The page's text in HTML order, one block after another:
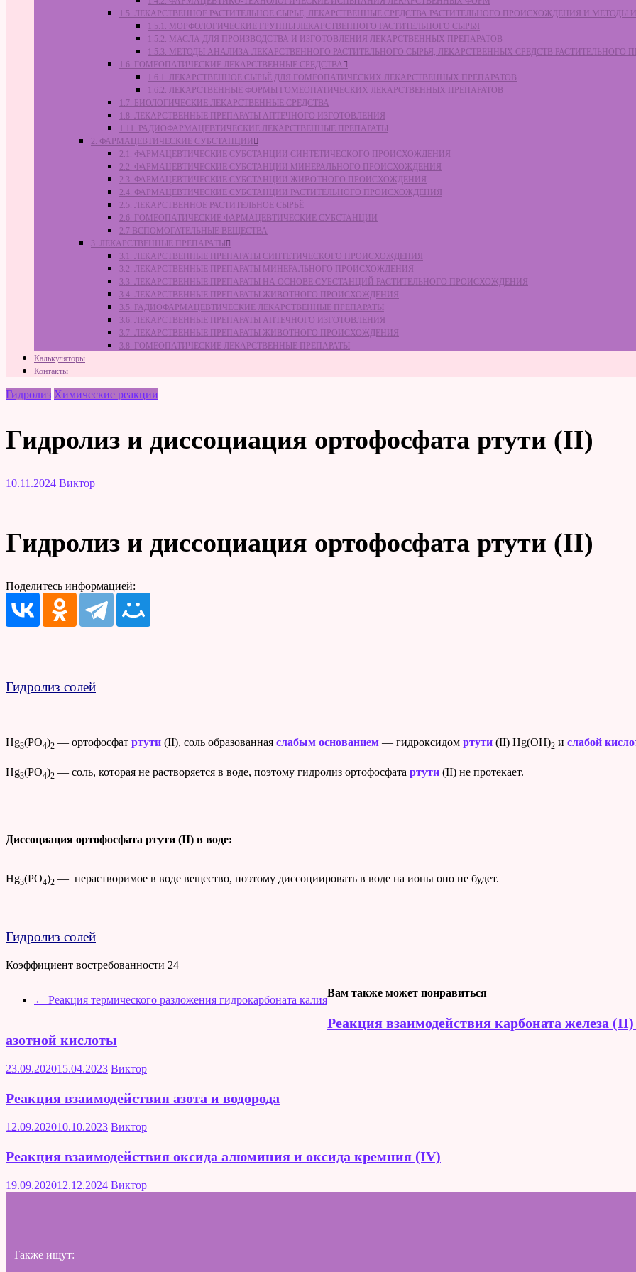
1.5. ЛЕКАРСТВЕННОЕ РАСТИТЕЛЬНОЕ СЫРЬЁ, ЛЕКАРСТВЕННЫЕ СРЕДСТВА РАСТИТЕЛЬНОГО ПРОИСХОЖДЕНИЯ И МЕТОДЫ
1.5.1. МОРФОЛОГИЧЕСКИЕ ГРУППЫ ЛЕКАРСТВЕННОГО РАСТИТЕЛЬНОГО СЫРЬЯ
1.5.2. МАСЛА ДЛЯ ПРОИЗВОДСТВА И ИЗГОТОВЛЕНИЯ ЛЕКАРСТВЕННЫХ ПРЕПАРАТОВ
1.5.3. МЕТОДЫ АНАЛИЗА ЛЕКАРСТВЕННОГО РАСТИТЕЛЬНОГО СЫРЬЯ, ЛЕКАРСТВЕННЫХ СРЕДСТВ РАСТИТЕЛЬНОГО
1.6. ГОМЕОПАТИЧЕСКИЕ ЛЕКАРСТВЕННЫЕ СРЕДСТВА
1.6.1. ЛЕКАРСТВЕННОЕ СЫРЬЁ ДЛЯ ГОМЕОПАТИЧЕСКИХ ЛЕКАРСТВЕННЫХ ПРЕПАРАТОВ
1.6.2. ЛЕКАРСТВЕННЫЕ ФОРМЫ ГОМЕОПАТИЧЕСКИХ ЛЕКАРСТВЕННЫХ ПРЕПАРАТОВ
1.7. БИОЛОГИЧЕСКИЕ ЛЕКАРСТВЕННЫЕ СРЕДСТВА
1.8. ЛЕКАРСТВЕННЫЕ ПРЕПАРАТЫ АПТЕЧНОГО ИЗГОТОВЛЕНИЯ
1.11. РАДИОФАРМАЦЕВТИЧЕСКИЕ ЛЕКАРСТВЕННЫЕ ПРЕПАРАТЫ
2. ФАРМАЦЕВТИЧЕСКИЕ СУБСТАНЦИИ
2.1. ФАРМАЦЕВТИЧЕСКИЕ СУБСТАНЦИИ СИНТЕТИЧЕСКОГО ПРОИСХОЖДЕНИЯ
2.2. ФАРМАЦЕВТИЧЕСКИЕ СУБСТАНЦИИ МИНЕРАЛЬНОГО ПРОИСХОЖДЕНИЯ
2.3. ФАРМАЦЕВТИЧЕСКИЕ СУБСТАНЦИИ ЖИВОТНОГО ПРОИСХОЖДЕНИЯ
2.4. ФАРМАЦЕВТИЧЕСКИЕ СУБСТАНЦИИ РАСТИТЕЛЬНОГО ПРОИСХОЖДЕНИЯ
2.5. ЛЕКАРСТВЕННОЕ РАСТИТЕЛЬНОЕ СЫРЬЁ
2.6. ГОМЕОПАТИЧЕСКИЕ ФАРМАЦЕВТИЧЕСКИЕ СУБСТАНЦИИ
2.7 ВСПОМОГАТЕЛЬНЫЕ ВЕЩЕСТВА
3. ЛЕКАРСТВЕННЫЕ ПРЕПАРАТЫ
3.1. ЛЕКАРСТВЕННЫЕ ПРЕПАРАТЫ СИНТЕТИЧЕСКОГО ПРОИСХОЖДЕНИЯ
3.2. ЛЕКАРСТВЕННЫЕ ПРЕПАРАТЫ МИНЕРАЛЬНОГО ПРОИСХОЖДЕНИЯ
3.3. ЛЕКАРСТВЕННЫЕ ПРЕПАРАТЫ НА ОСНОВЕ СУБСТАНЦИЙ РАСТИТЕЛЬНОГО ПРОИСХОЖДЕНИЯ
3.4. ЛЕКАРСТВЕННЫЕ ПРЕПАРАТЫ ЖИВОТНОГО ПРОИСХОЖДЕНИЯ
3.5. РАДИОФАРМАЦЕВТИЧЕСКИЕ ЛЕКАРСТВЕННЫЕ ПРЕПАРАТЫ
3.6. ЛЕКАРСТВЕННЫЕ ПРЕПАРАТЫ АПТЕЧНОГО ИЗГОТОВЛЕНИЯ
3.7. ЛЕКАРСТВЕННЫЕ ПРЕПАРАТЫ ЖИВОТНОГО ПРОИСХОЖДЕНИЯ
3.8. ГОМЕОПАТИЧЕСКИЕ ЛЕКАРСТВЕННЫЕ ПРЕПАРАТЫ
Калькуляторы
Контакты
Гидролиз Химические реакции
Гидролиз и диссоциация ортофосфата ртути (II)
10.11.2024 Виктор
Гидролиз и диссоциация ортофосфата ртути (II)
Поделитесь информацией:
Гидролиз солей
Hg3(PO4)2 — ортофосфат ртути (II), соль образованная слабым основанием — гидроксидом ртути (II) Hg(OH)2 и слабой
Hg3(PO4)2 — соль, которая не растворяется в воде, поэтому гидролиз ортофосфата ртути (II) не протекает.
Диссоциация ортофосфата ртути (II) в воде:
Hg3(PO4)2 — нерастворимое в воде вещество, поэтому диссоциировать в воде на ионы оно не будет.
Гидролиз солей
Коэффициент востребованности 24
← Реакция термического разложения гидрокарбоната калия
Вам также может понравиться
Реакция взаимодействия карбоната железа
азотной кислоты
23.09.202015.04.2023 Виктор
Реакция взаимодействия азота и водорода
12.09.202010.10.2023 Виктор
Реакция взаимодействия оксида алюминия и оксида кремния (IV)
19.09.202012.12.2024 Виктор
Также ищут: